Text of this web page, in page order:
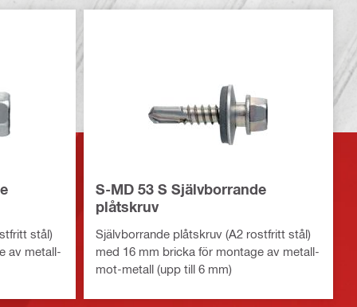
stål)
av metall-
S-MD 53 S Självborrande
plåtskruv
Självborrande plåtskruv (A2 rostfritt stål)
med 16 mm bricka för montage av metall-
mot-metall (upp till 6 mm)